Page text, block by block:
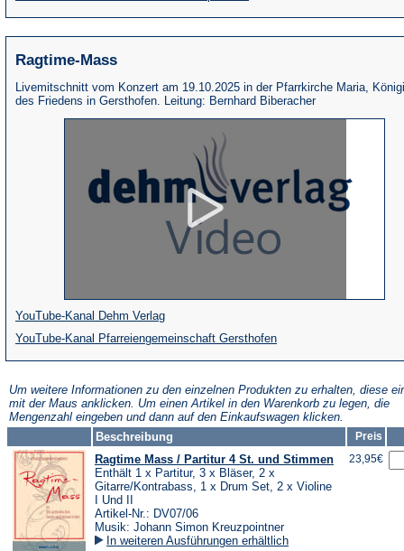
einem
neuen
in
einem
Tab)
Ragtime-Mass
Livemitschnitt vom Konzert am 19.10.2025 in der Pfarrkirche Maria,
des Friedens in Gersthofen. Leitung: Bernhard Biberacher
YouTube-Kanal Dehm Verlag(Öffnet
in
einem
neuen
Tab)
YouTube-Kanal Pfarreiengemeinschaft Gersthofen(Öffnet
in
neuen
Tab)
Um weitere Informationen zu den einzelnen Produkten zu erhalten, diese
mit der Maus anklicken. Um einen Artikel in den Warenkorb zu legen, die
Mengenzahl eingeben und dann auf den Einkaufswagen klicken.
Beschreibung
Preis
Ragtime Mass / Partitur 4 St. und Stimmen
Enthält 1 x Partitur, 3 x Bläser, 2 x
Gitarre/Kontrabass, 1 x Drum Set, 2 x Violine
I Und II
Artikel-Nr.: DV07/06
Musik: Johann Simon Kreuzpointner
In weiteren Ausführungen erhältlich
23,95€